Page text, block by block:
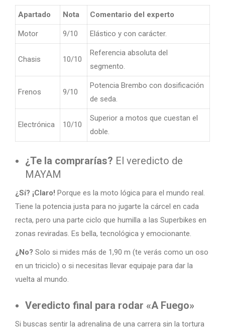
Apartado Nota Comentario del experto
Motor 9/10 Elástico y con carácter.
Chasis 10/10
Referencia absoluta del
segmento.
Frenos 9/10
Potencia Brembo con dosificación
de seda.
Electrónica 10/10
Superior a motos que cuestan el
doble.
¿Te la comprarías? El veredicto de
MAYAM
¿Sí? ¡Claro! Porque es la moto lógica para el mundo real.
Tiene la potencia justa para no jugarte la cárcel en cada
recta, pero una parte ciclo que humilla a las Superbikes en
zonas reviradas. Es bella, tecnológica y emocionante.
¿No? Solo si mides más de 1,90 m (te verás como un oso
en un triciclo) o si necesitas llevar equipaje para dar la
vuelta al mundo.
Veredicto final para rodar «A Fuego»
Si buscas sentir la adrenalina de una carrera sin la tortura